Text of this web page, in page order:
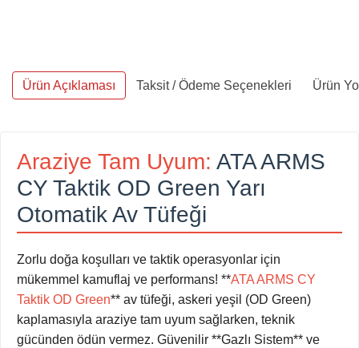
Ürün Açıklaması Taksit / Ödeme Seçenekleri Ürün
Araziye Tam Uyum: ATA ARMS
CY Taktik OD Green Yarı
Otomatik Av Tüfeği
Zorlu doğa koşulları ve taktik operasyonlar için
mükemmel kamuflaj ve performans! **ATA ARMS CY
Taktik OD Green** av tüfeği, askeri yeşil (OD Green)
kaplamasıyla araziye tam uyum sağlarken, teknik
gücünden ödün vermez. Güvenilir **Gazlı Sistem** ve